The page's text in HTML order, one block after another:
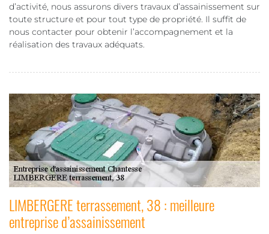
d’activité, nous assurons divers travaux d’assainissement sur
toute structure et pour tout type de propriété. Il suffit de
nous contacter pour obtenir l’accompagnement et la
réalisation des travaux adéquats.
LIMBERGERE terrassement, 38 : meilleure
entreprise d’assainissement